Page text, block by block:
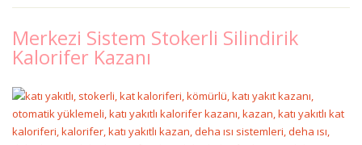
Merkezi Sistem Stokerli Silindirik
Kalorifer Kazanı